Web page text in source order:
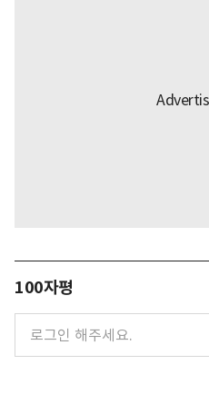
100자평